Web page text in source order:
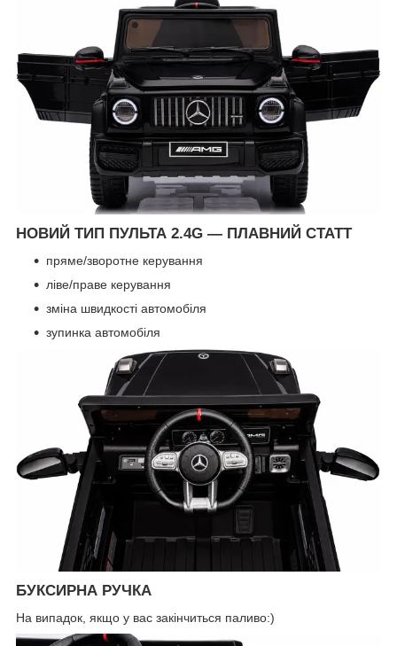
НОВИЙ ТИП ПУЛЬТА 2.4G — ПЛАВНИЙ СТАТТ
пряме/зворотне керування
ліве/праве керування
зміна швидкості автомобіля
зупинка автомобіля
БУКСИРНА РУЧКА
На випадок, якщо у вас закінчиться паливо:)